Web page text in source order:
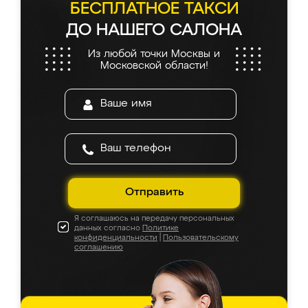
БЕСПЛАТНОЕ ТАКСИ
ДО НАШЕГО САЛОНА
Из любой точки Москвы и
Московской области!
Отправить
Я соглашаюсь на передачу персональных
данных согласно Политике
конфиденциальности
Пользовательскому
соглашению